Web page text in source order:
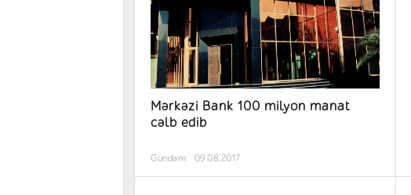
Mərkəzi Bank 100 milyon manat
cəlb edib
Gündəm 09.08.2017